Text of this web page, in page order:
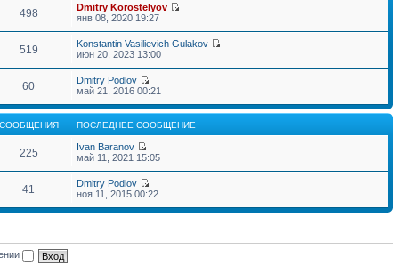
498
Dmitry Korostelyov
янв 08, 2020 19:27
519
Konstantin Vasilievich Gulakov
июн 20, 2023 13:00
60
Dmitry Podlov
май 21, 2016 00:21
СООБЩЕНИЯ ПОСЛЕДНЕЕ СООБЩЕНИЕ
225
Ivan Baranov
май 11, 2021 15:05
41
Dmitry Podlov
ноя 11, 2015 00:22